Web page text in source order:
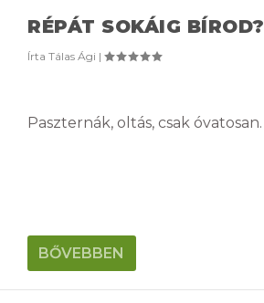
RÉPÁT SOKÁIG BÍROD?
Írta Tálas Ági |
Paszternák, oltás, csak óvatosan.
BŐVEBBEN